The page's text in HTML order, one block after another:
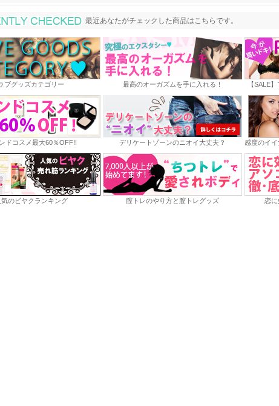
最近あなたがチェックした商品
最近あなたがチェックした商品はこちらです。
ブグッズカテゴリー 最高のオーガズムを手に入れる！ 【SALE
ドコスメ最大60％OFF!! デリケートゾーンのニオイ大丈夫？ 感度のイ
のビヤクランキング 膣トレのやり方と膣トレグッズ 恋に